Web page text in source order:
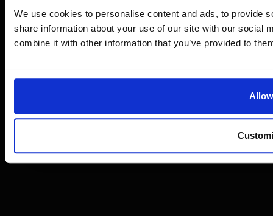
We use cookies to personalise content and ads, to provide
share information about your use of our site with our social
combine it with other information that you’ve provided to
Prawa autorskie © 2026Strix
RegulaminStopka redakcyjnaPolityka prywatnościOchrona danych w rekrutacji